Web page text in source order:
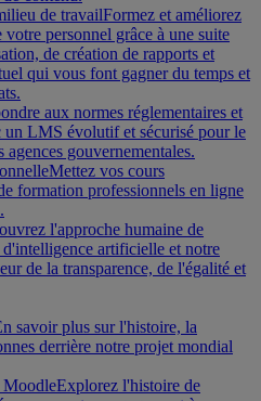
de travailFormez et améliorez
votre personnel grâce à une suite
de création de rapports et
qui vous font gagner du temps et
aux normes réglementaires et
un LMS évolutif et sécurisé pour le
agences gouvernementales.
Mettez vos cours
formation professionnels en ligne
l'approche humaine de
artificielle et notre
de la transparence, de l'égalité et
savoir plus sur l'histoire, la
derrière notre projet mondial
MoodleExplorez l'histoire de